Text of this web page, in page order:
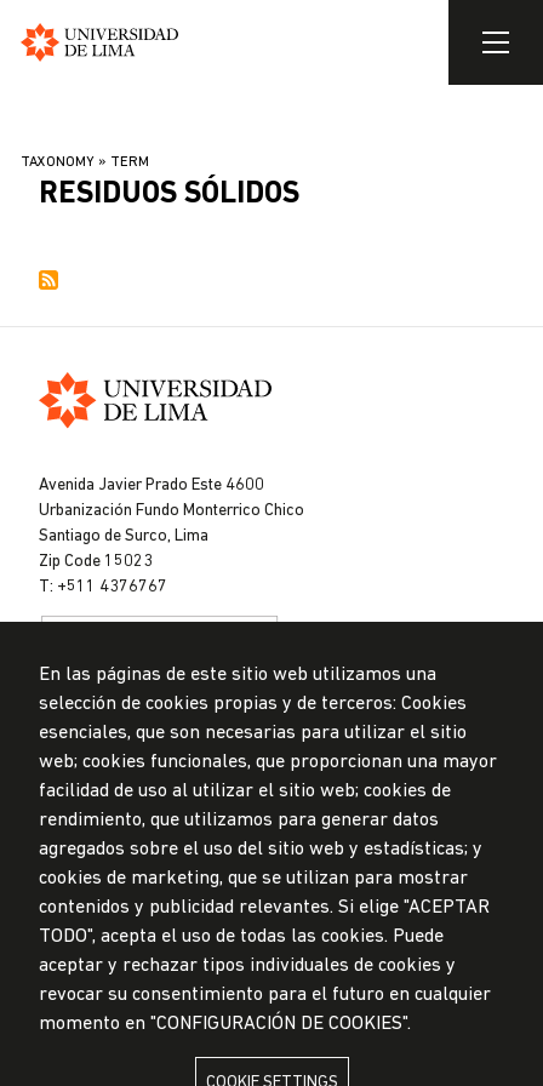
main
content
BREADCRUMB
TAXONOMY TERM
RESIDUOS SÓLIDOS
de
Lima
Avenida Javier Prado Este 4600
Urbanización Fundo Monterrico Chico
Santiago de Surco, Lima
Zip Code 15023
T: +511 4376767
Data Protection Policy
Submission Office
© Universidad de Lima, 2024
All Rights Reserved
Designed by Partners
UNIVERSIDAD DE LIMA IS MEMBER OF
En las páginas de este sitio web utilizamos una
selección de cookies propias y de terceros: Cookies
esenciales, que son necesarias para utilizar el sitio
web; cookies funcionales, que proporcionan una mayor
facilidad de uso al utilizar el sitio web; cookies de
rendimiento, que utilizamos para generar datos
agregados sobre el uso del sitio web y estadísticas; y
cookies de marketing, que se utilizan para mostrar
contenidos y publicidad relevantes. Si elige "ACEPTAR
TODO", acepta el uso de todas las cookies. Puede
aceptar y rechazar tipos individuales de cookies y
revocar su consentimiento para el futuro en cualquier
momento en "CONFIGURACIÓN DE COOKIES".